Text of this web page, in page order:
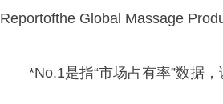
Reportofthe Global Massage
*No.1是指“市场占有率”数据